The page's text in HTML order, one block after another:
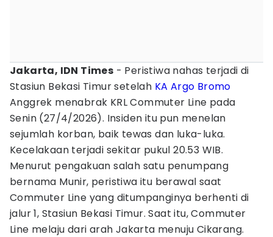
Jakarta, IDN Times - Peristiwa nahas terjadi di
Stasiun Bekasi Timur setelah KA Argo Bromo
Anggrek menabrak KRL Commuter Line pada
Senin (27/4/2026). Insiden itu pun menelan
sejumlah korban, baik tewas dan luka-luka.
Kecelakaan terjadi sekitar pukul 20.53 WIB.
Menurut pengakuan salah satu penumpang
bernama Munir, peristiwa itu berawal saat
Commuter Line yang ditumpanginya berhenti di
jalur 1, Stasiun Bekasi Timur. Saat itu, Commuter
Line melaju dari arah Jakarta menuju Cikarang.